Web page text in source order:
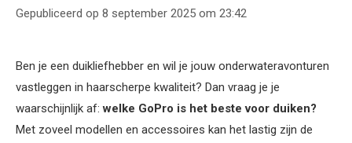
Gepubliceerd op 8 september 2025 om 23:42
Ben je een duikliefhebber en wil je jouw onderwateravonturen
vastleggen in haarscherpe kwaliteit? Dan vraag je je
waarschijnlijk af:welke GoPro is het beste voor duiken?
Met zoveel modellen en accessoires kan het lastig zijn de